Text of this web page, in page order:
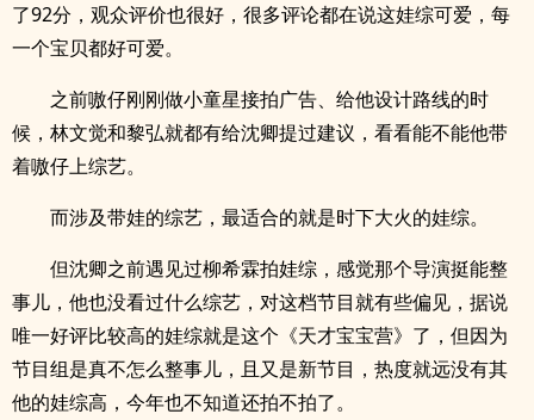
了92分，观众评价也很好，很多评论都在说这娃综可爱，每
一个宝贝都好可爱。
之前嗷仔刚刚做小童星接拍广告、给他设计路线的时
候，林文觉和黎弘就都有给沈卿提过建议，看看能不能他带
着嗷仔上综艺。
而涉及带娃的综艺，最适合的就是时下大火的娃综。
但沈卿之前遇见过柳希霖拍娃综，感觉那个导演挺能整
事儿，他也没看过什么综艺，对这档节目就有些偏见，据说
唯一好评比较高的娃综就是这个《天才宝宝营》了，但因为
节目组是真不怎么整事儿，且又是新节目，热度就远没有其
他的娃综高，今年也不知道还拍不拍了。